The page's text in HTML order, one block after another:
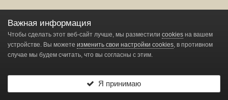
provotor88
8 июня 2015
RAX
Rock-Star
Важная информация
Чтобы сделать этот веб-сайт лучше, мы разместили cookies на вашем
устройстве. Вы можете изменить свои настройки cookies, в противном
случае мы будем считать, что вы согласны с этим.
Я принимаю